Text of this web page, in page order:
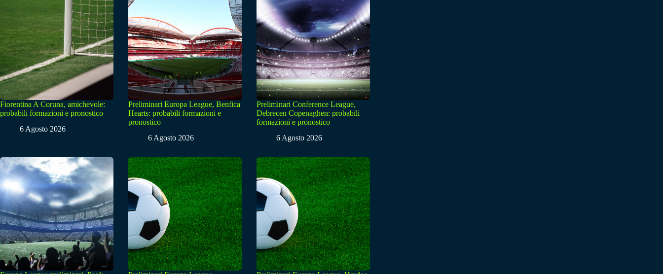
Fiorentina A Coruna, amichevole:
probabili formazioni e pronostico
6 Agosto 2026
Preliminari Europa League, Benfica
Hearts: probabili formazioni e
pronostico
6 Agosto 2026
Preliminari Conference League,
Debrecen Copenaghen: probabili
formazioni e pronostico
6 Agosto 2026